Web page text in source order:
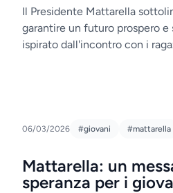
Il Presidente Mattarella
garantire un futuro prospero
ispirato dall'incontro con i
06/03/2026 #giovani #mattarella
Mattarella: un
speranza per i